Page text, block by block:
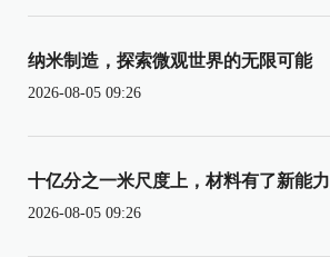
纳米制造，探索微观世界的无限可能
2026-08-05 09:26
十亿分之一米尺度上，材料有了新能力
2026-08-05 09:26